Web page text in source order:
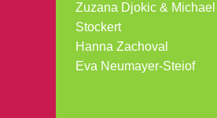
Zuzana Djokic & Michael
Stockert
Hanna Zachoval
Eva Neumayer-Steiof